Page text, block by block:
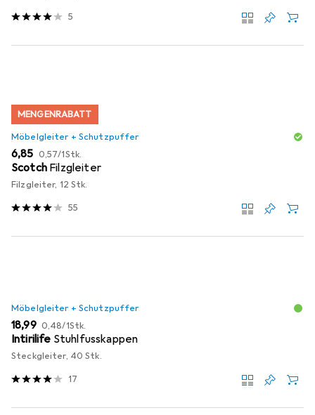
5
MENGENRABATT
Möbelgleiter + Schutzpuffer
EUR
6,85 EUR
0,57/1Stk.
Scotch Filzgleiter
Filzgleiter, 12 Stk.
55
Möbelgleiter + Schutzpuffer
EUR
18,99 EUR
0,48/1Stk.
Intirilife Stuhlfusskappen
Steckgleiter, 40 Stk.
17